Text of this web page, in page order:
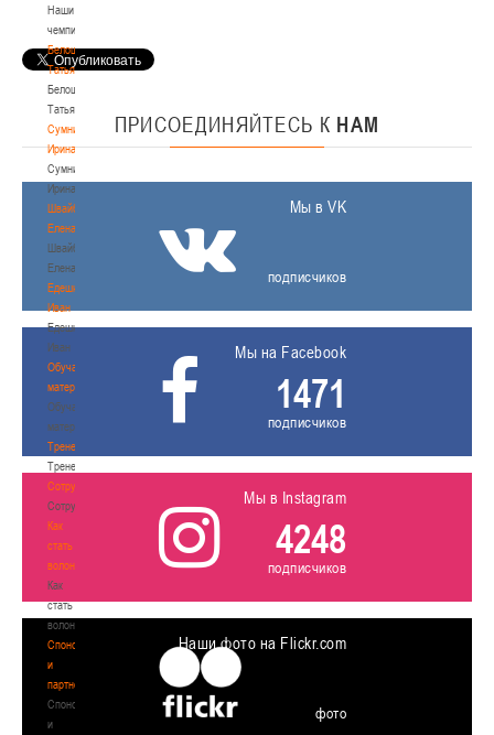
Наши
чемпионы
Белошапко
Татьяна
Белошапко
Татьяна
Сумникова
Ирина
Сумникова
Ирина
Швайбович
Елена
Швайбович
Елена
Едешко
Иван
Едешко
Иван
Обучающие
материалы
Обучающие
материалы
Тренерам
Тренерам
Сотрудничество
Сотрудничество
Как
стать
волонтером
Как
стать
волонтером
Спонсоры
и
партнеры
Спонсоры
и
ПРИСОЕДИНЯЙТЕСЬ К НАМ
Мы в VK
подписчиков
Мы на Facebook
1471
подписчиков
Мы в Instagram
4248
подписчиков
Наши фото на Flickr.com
фото